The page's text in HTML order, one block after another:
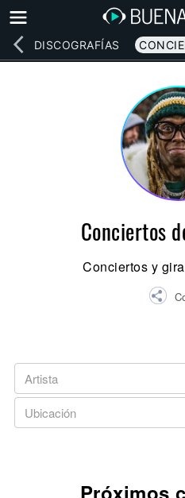
DISCOGRAFÍAS
Conciertos
Conciertos y
Próximos